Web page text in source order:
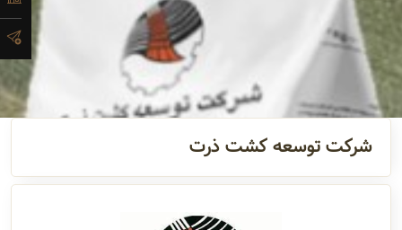
آدرس و
اطلاعات
تماس
مدیران و
شرکت توسعه کشت ذرت